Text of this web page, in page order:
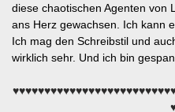
diese chaotischen Agenten von
ans Herz gewachsen. Ich kann
Ich mag den Schreibstil und
wirklich sehr. Und ich bin